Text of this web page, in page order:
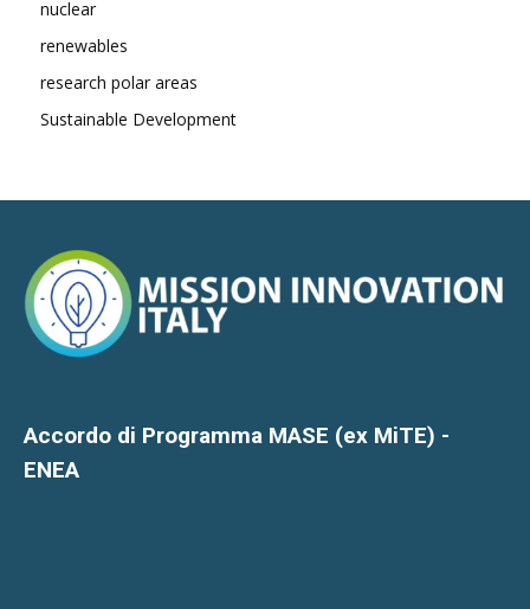
nuclear
renewables
research polar areas
Sustainable Development
Accordo di Programma MASE (ex MiTE) -
ENEA